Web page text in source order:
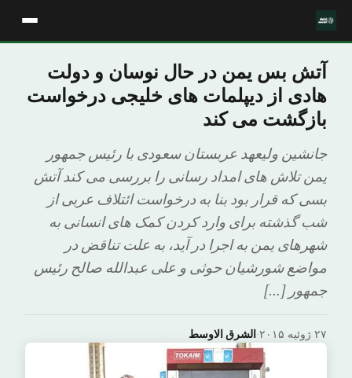
آتش بس یمن در حال نوسان و دولت
هادی از دیپلمات های خلیجی درخواست
بازگشت می کند
جانشین ولیعهد عربستان سعودی با رئیس جمهور
یمن تلاش های امداد رسانی را بررسی می کند آتش
بسی که قرار بود بنا به درخواست ائتلاف عربی از
شب گذشته برای وارد کردن کمک های انسانی به
شهرهای یمن به اجرا در آید، به علت تناقض در
مواضع شورشیان حوثی و علی عبدالله صالح رئیس
جمهور […]
الشرق الاوسط· ۲۷ ژوئیه ۲۰۱۵